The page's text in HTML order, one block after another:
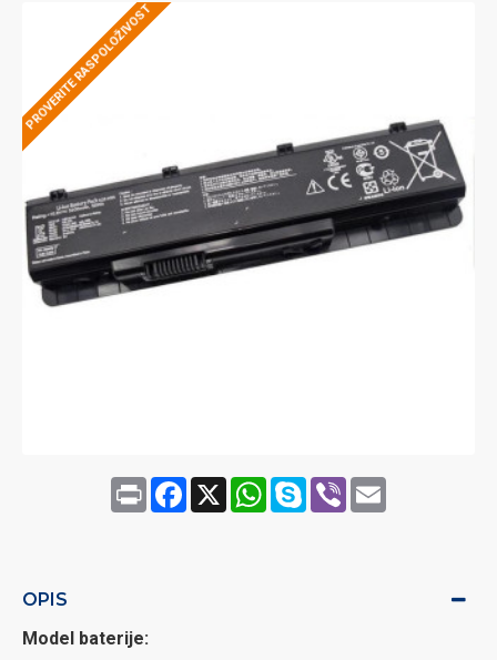
PROVERITE RASPOLOŽIVOST
Print Facebook
X WhatsApp
SkypeViberEmail
OPIS
Model baterije: